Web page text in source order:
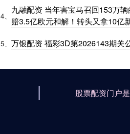
4、
九融配资 当年害宝马召回153万
赔3.5亿欧元和解！转头又拿10亿
5、 万银配资 福彩3D第2026143期关
股票配资门户